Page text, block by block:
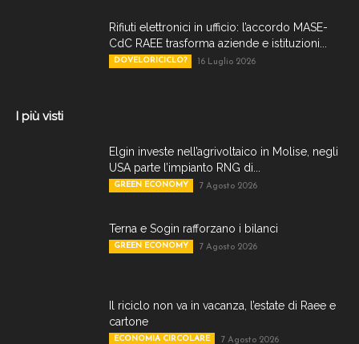
Rifiuti elettronici in ufficio: l’accordo MASE-
CdC RAEE trasforma aziende e istituzioni...
DOVELORICICLO? 16 Luglio 2026
I più visti
Elgin investe nell’agrivoltaico in Molise, negli
USA parte l’impianto RNG di...
GREEN ECONOMY 7 Agosto 2026
Terna e Sogin rafforzano i bilanci
GREEN ECONOMY 7 Agosto 2026
Il riciclo non va in vacanza, l’estate di Raee e
cartone
ECONOMIA CIRCOLARE 7 Agosto 2026